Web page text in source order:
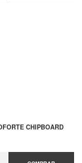
CHIPBOARD